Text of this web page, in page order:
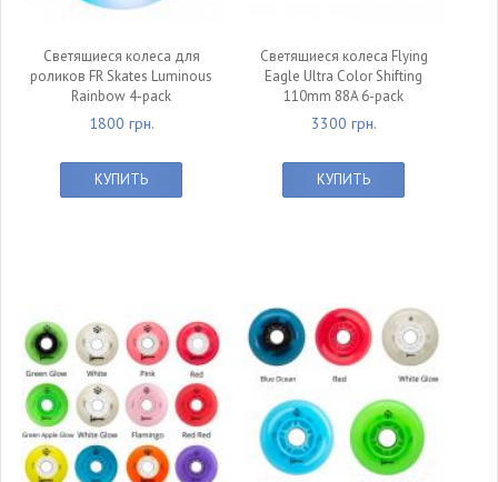
Светящиеся колеса для
роликов FR Skates Luminous
Rainbow 4-pack
1800 грн.
КУПИТЬ
Светящиеся колеса Flying
Eagle Ultra Color Shifting
110mm 88A 6-pack
3300 грн.
КУПИТЬ